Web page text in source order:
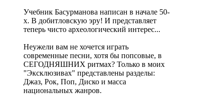
Учебник Басурманова написан в начале 50-
х. В добитловскую эру! И представляет
теперь чисто археологический интерес...
Неужели вам не хочется играть
современные песни, хотя бы попсовые, в
СЕГОДНЯШНИХ ритмах? Только в моих
"Эксклюзивах" представлены разделы:
Джаз, Рок, Поп, Диско и масса
национальных жанров.